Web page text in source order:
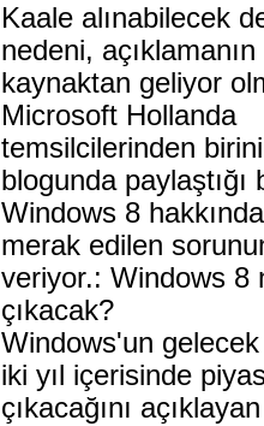
Kaale alınabilecek
nedeni,
kaynaktan geliyor
Microsoft Hollanda
temsilcilerinden
blogunda paylaştığı
Windows 8
merak edilen
veriyor.: Windows 8
çıkacak?
Windows'un
iki yıl içerisinde
çıkacağını